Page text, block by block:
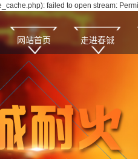
failed to open stream:
网站首页 走进春铖